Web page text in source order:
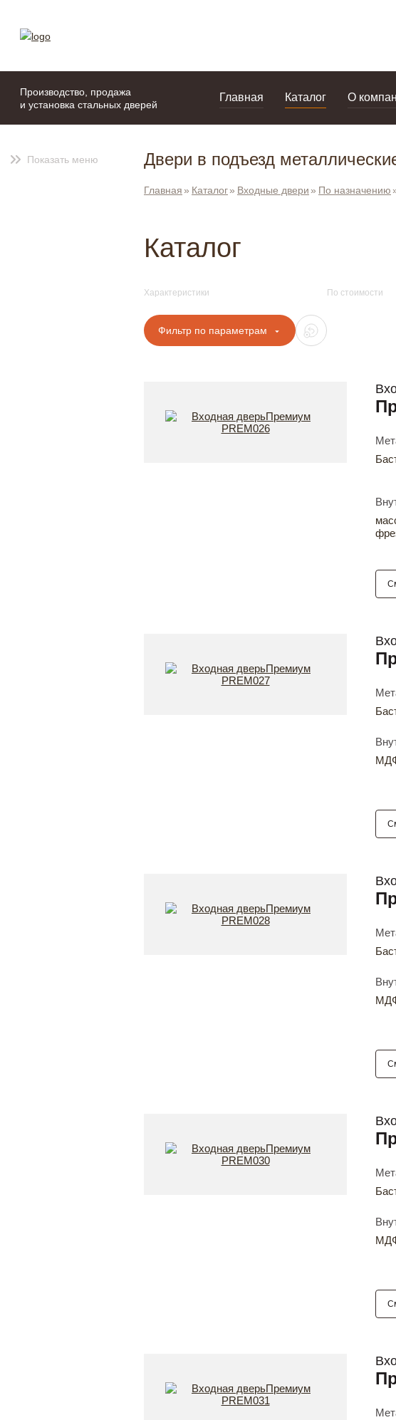
Производство, продажа
и установка стальных дверей
Главная Каталог О
Показать меню Двери в подъезд
Главная Каталог Входные двери По назначению
Каталог
Характеристики
Фильтр по параметрам
По стоимости